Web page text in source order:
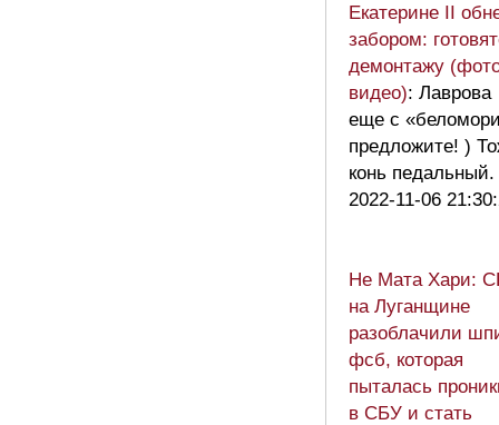
Екатерине II
забором:
демонтажу
видео): Лаврова
еще с
предложите! )
конь
2022-11-06
Не Мата Хари:
на Луганщине
разоблачили
фсб, которая
пыталась
в СБУ и стать